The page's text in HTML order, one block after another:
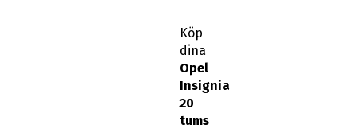
Köp
dina
Opel
Insignia
20
tums